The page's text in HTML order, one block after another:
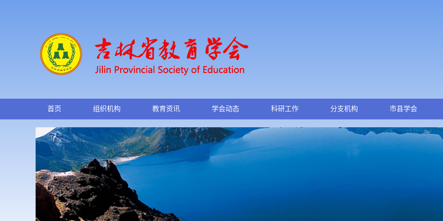
首页 组织机构 教育资讯 学会动态 科研工作 分支机构 市县学会